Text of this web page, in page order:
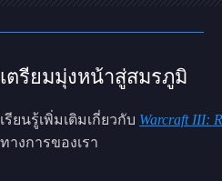
เตรียมมุ่งหน้าสู่สมรภูมิ
เรียนรู้เพิ่มเติมเกี่ยวกับ Warcraft III:
ทางการของเรา